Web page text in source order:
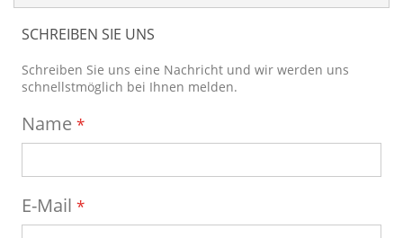
SCHREIBEN SIE UNS
Schreiben Sie uns eine Nachricht und wir werden uns
schnellstmöglich bei Ihnen melden.
Name
E-Mail